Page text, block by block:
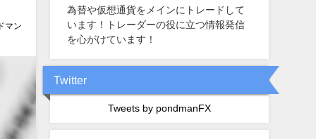
マン
為替や仮想通貨をメインにトレードして
います！トレーダーの役に立つ情報発信
を心がけています！
Twitter
Tweets by pondmanFX